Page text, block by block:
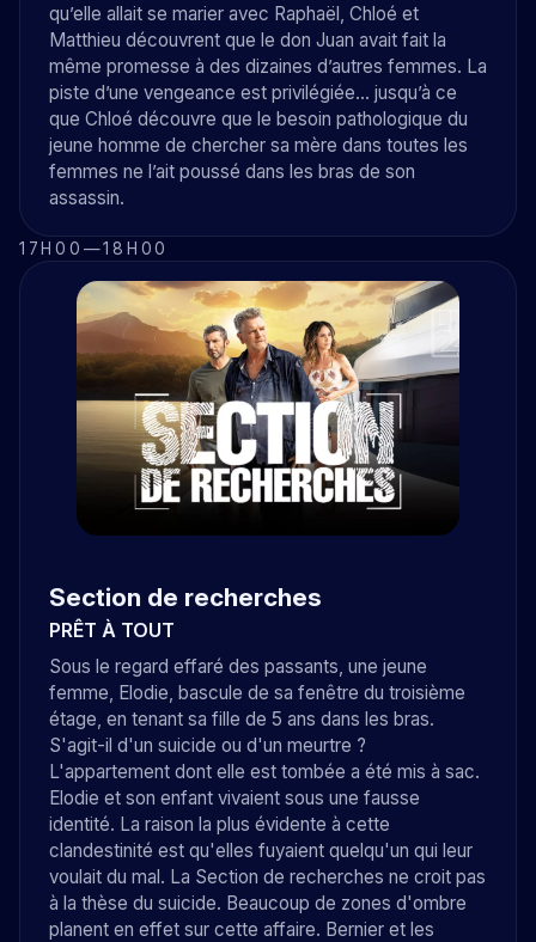
qu’elle allait se marier avec Raphaël, Chloé et
Matthieu découvrent que le don Juan avait fait la
même promesse à des dizaines d’autres femmes. La
piste d’une vengeance est privilégiée… jusqu’à ce
que Chloé découvre que le besoin pathologique du
jeune homme de chercher sa mère dans toutes les
femmes ne l’ait poussé dans les bras de son
assassin.
17H00 —18H00
Section de recherches
PRÊT À TOUT
Sous le regard effaré des passants, une jeune
femme, Elodie, bascule de sa fenêtre du troisième
étage, en tenant sa fille de 5 ans dans les bras.
S'agit-il d'un suicide ou d'un meurtre ?
L'appartement dont elle est tombée a été mis à sac.
Elodie et son enfant vivaient sous une fausse
identité. La raison la plus évidente à cette
clandestinité est qu'elles fuyaient quelqu'un qui leur
voulait du mal. La Section de recherches ne croit pas
à la thèse du suicide. Beaucoup de zones d'ombre
planent en effet sur cette affaire. Bernier et les